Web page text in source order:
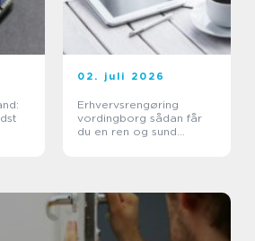
02. juli 2026
Erhvervsrengøring
vordingborg sådan får
du en ren og sund